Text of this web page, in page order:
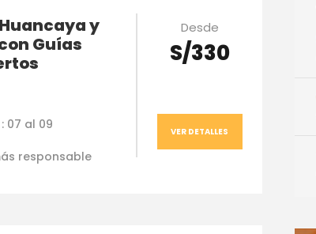
y
Guías
07 al 09
responsable
Desde
S/330
VER DETALLES